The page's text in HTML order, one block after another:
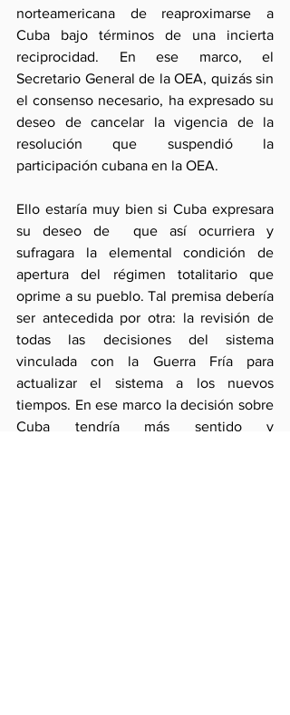
norteamericana de reaproximarse a
Cuba bajo términos de una incierta
reciprocidad. En ese marco, el
Secretario General de la OEA, quizás sin
el consenso necesario, ha expresado su
deseo de cancelar la vigencia de la
resolución que suspendió la
participación cubana en la OEA.
Ello estaría muy bien si Cuba expresara
su deseo de  que así ocurriera y
sufragara la elemental condición de
apertura del régimen totalitario que
oprime a su pueblo. Tal premisa debería
ser antecedida por otra: la revisión de
todas las decisiones del sistema
vinculada con la Guerra Fría para
actualizar el sistema a los nuevos
tiempos. En ese marco la decisión sobre
Cuba tendría más sentido y